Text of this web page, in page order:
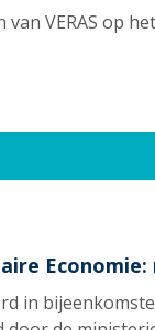
VERAS op
in